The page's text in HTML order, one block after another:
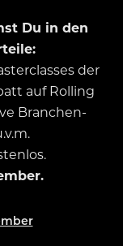
Du in den
der
auf Rolling
Branchen-